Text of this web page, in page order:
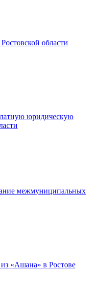
области
юридическую
межмуниципальных
«Ашана» в Ростове